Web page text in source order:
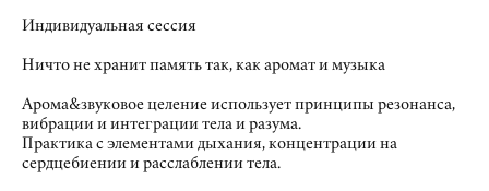
Индивидуальная сессия
Ничто не хранит память так, как аромат и музыка
Арома&звуковое целение использует принципы резонанса,
вибрации и интеграции тела и разума.
Практика с элементами дыхания, концентрации на
сердцебиении и расслаблении тела.